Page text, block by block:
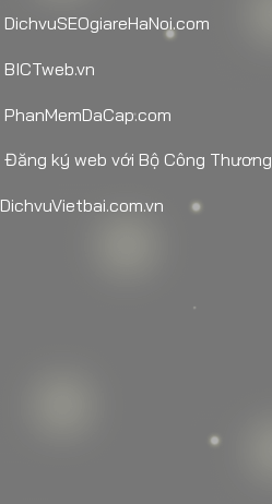
DichvuSEOgiareHaNoi.com
BICTweb.vn
PhanMemDaCap.com
Đăng ký web với Bộ Công Thương
DichvuVietbai.com.vn